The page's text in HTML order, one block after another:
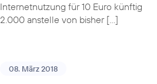
Internetnutzung für 10 Euro künftig
2.000 anstelle von bisher […]
08. März 2018